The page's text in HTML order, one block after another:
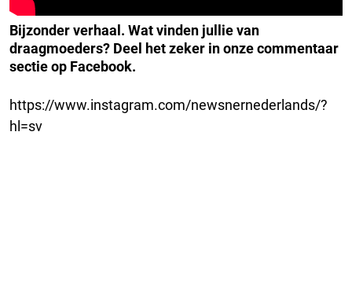
Bijzonder verhaal. Wat vinden jullie van
draagmoeders? Deel het zeker in onze commentaar
sectie op Facebook.
https://www.instagram.com/newsnernederlands/?
hl=sv